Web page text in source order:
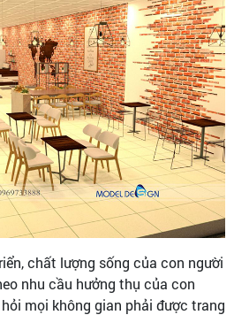
chất lượng sống của con người
nhu cầu hưởng thụ của con
mọi không gian phải được trang